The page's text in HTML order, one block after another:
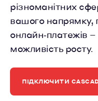
різноманітних
вашого напрямку,
онлайн‑платежів
можливість росту.
ПІДКЛЮЧИТИ